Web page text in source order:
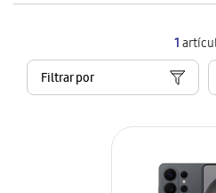
1
Filtrar por